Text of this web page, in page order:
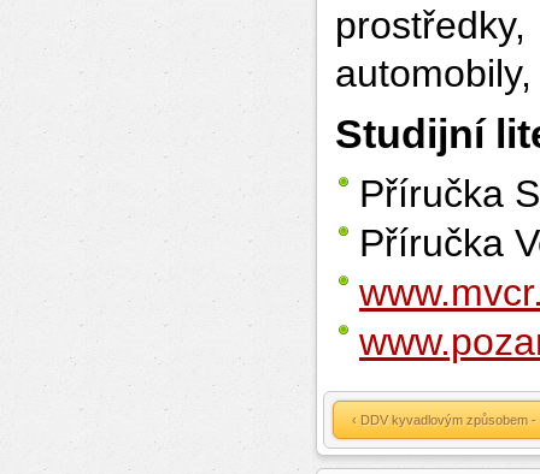
Studijní
Příručka
Příručka
‹ DDV kyvadlovým způsobem